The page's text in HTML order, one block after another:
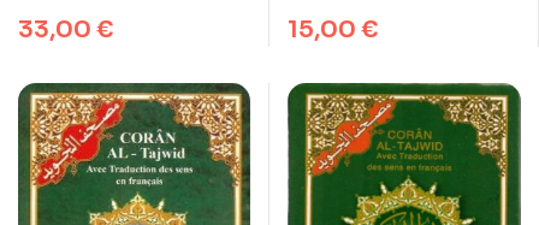
(Grand Format)
33,00 €
ses versets (AR/FR)
15,00 €